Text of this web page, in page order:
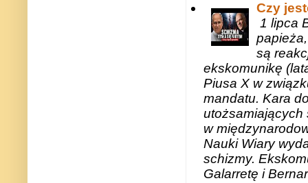
Czy
1 lipca
są
ekskomunikę
Piusa X w
mandatu. Kara
utożsamiających
w
Nauki Wiary
schizmy.
Galarretę i